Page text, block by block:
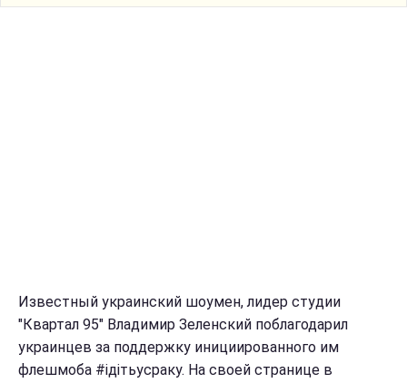
Известный украинский шоумен, лидер студии
"Квартал 95" Владимир Зеленский поблагодарил
украинцев за поддержку инициированного им
флешмоба #ідітьусраку. На своей странице в